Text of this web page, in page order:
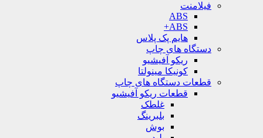
فیلامنت
ABS
ABS+
هایم پک پلاس
دستگاه های چاپ
ریکو آفیشیو
کونیکا مینولتا
قطعات دستگاه های چاپ
قطعات ریکو آفیشیو
غلطک
بلبرینگ
بوش